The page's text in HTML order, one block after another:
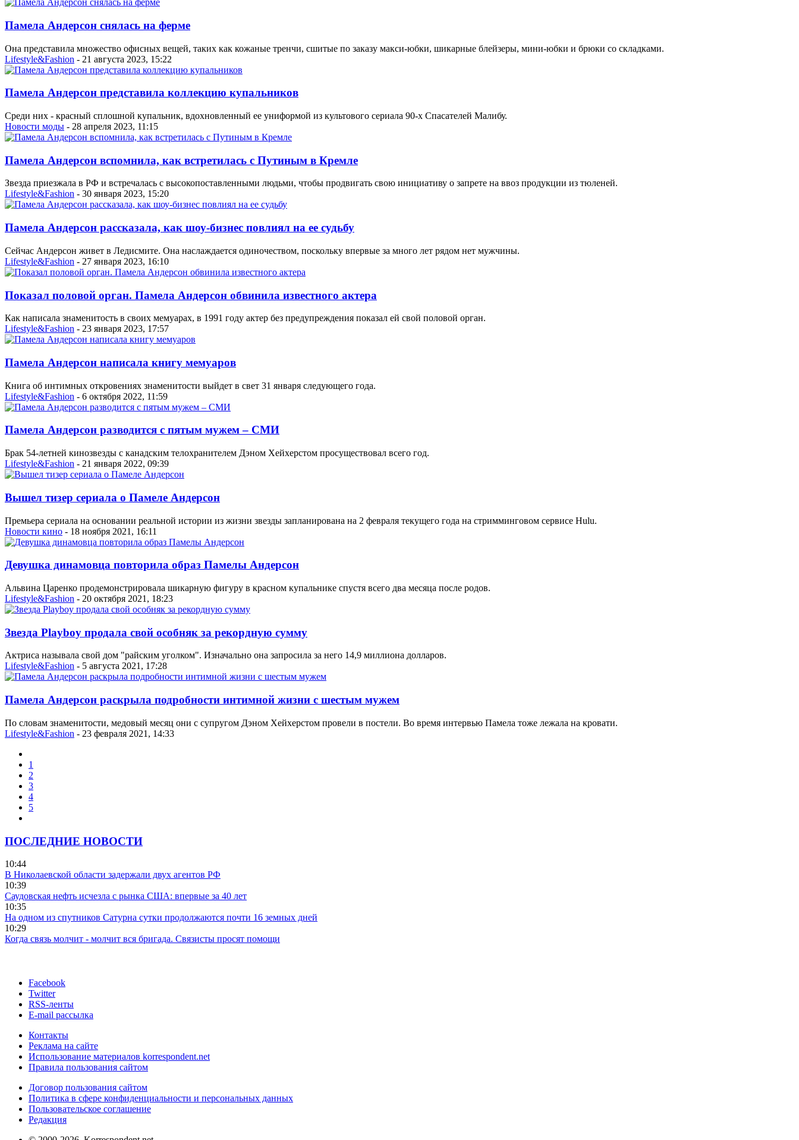
Памела Андерсон снялась на ферме
Она представила множество офисных вещей, таких как кожаные тренчи, сшитые по заказу макси-юбки, шикарные блейзеры, мини-юбки и брюки со складками.
Lifestyle&Fashion - 21 августа 2023, 15:22
Памела Андерсон представила коллекцию купальников
Среди них - красный сплошной купальник, вдохновленный ее униформой из культового сериала 90-х Спасателей Малибу.
Новости моды - 28 апреля 2023, 11:15
Памела Андерсон вспомнила, как встретилась с Путиным в Кремле
Звезда приезжала в РФ и встречалась с высокопоставленными людьми, чтобы продвигать свою инициативу о запрете на ввоз продукции из тюленей.
Lifestyle&Fashion - 30 января 2023, 15:20
Памела Андерсон рассказала, как шоу-бизнес повлиял на ее судьбу
Сейчас Андерсон живет в Ледисмите. Она наслаждается одиночеством, поскольку впервые за много лет рядом нет мужчины.
Lifestyle&Fashion - 27 января 2023, 16:10
Показал половой орган. Памела Андерсон обвинила известного актера
Как написала знаменитость в своих мемуарах, в 1991 году актер без предупреждения показал ей свой половой орган.
Lifestyle&Fashion - 23 января 2023, 17:57
Памела Андерсон написала книгу мемуаров
Книга об интимных откровениях знаменитости выйдет в свет 31 января следующего года.
Lifestyle&Fashion - 6 октября 2022, 11:59
Памела Андерсон разводится с пятым мужем – СМИ
Брак 54-летней кинозвезды с канадским телохранителем Дэном Хейхерстом просуществовал всего год.
Lifestyle&Fashion - 21 января 2022, 09:39
Вышел тизер сериала о Памеле Андерсон
Премьера сериала на основании реальной истории из жизни звезды запланирована на 2 февраля текущего года на стримминговом сервисе Hulu.
Новости кино - 18 ноября 2021, 16:11
Девушка динамовца повторила образ Памелы Андерсон
Альвина Царенко продемонстрировала шикарную фигуру в красном купальнике спустя всего два месяца после родов.
Lifestyle&Fashion - 20 октября 2021, 18:23
Звезда Playboy продала свой особняк за рекордную сумму
Актриса называла свой дом "райским уголком". Изначально она запросила за него 14,9 миллиона долларов.
Lifestyle&Fashion - 5 августа 2021, 17:28
Памела Андерсон раскрыла подробности интимной жизни с шестым мужем
По словам знаменитости, медовый месяц они с супругом Дэном Хейхерстом провели в постели. Во время интервью Памела тоже лежала на кровати.
Lifestyle&Fashion - 23 февраля 2021, 14:33
1
2
3
4
5
ПОСЛЕДНИЕ НОВОСТИ
10:44
В Николаевской области задержали двух агентов РФ
10:39
Саудовская нефть исчезла с рынка США: впервые за 40 лет
10:35
На одном из спутников Сатурна сутки продолжаются почти 16 земных дней
10:29
Когда связь молчит - молчит вся бригада. Связисты просят помощи
Facebook
Twitter
RSS-ленты
E-mail рассылка
Контакты
Реклама на сайте
Использование материалов korrespondent.net
Правила пользования сайтом
Договор пользования сайтом
Политика в сфере конфиденциальности и персональных данных
Пользовательское соглашение
Редакция